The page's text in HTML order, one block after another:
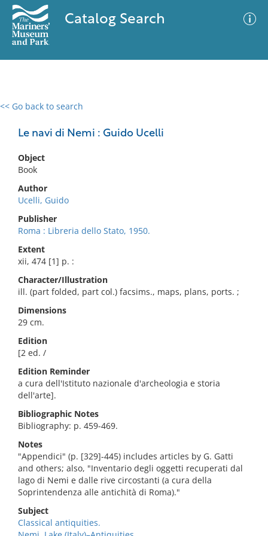
Catalog Search
<< Go back to search
Le navi di Nemi : Guido Ucelli
Object
Book
Author
Ucelli, Guido
Publisher
Roma : Libreria dello Stato, 1950.
Extent
xii, 474 [1] p. :
Character/Illustration
ill. (part folded, part col.) facsims., maps, plans, ports. ;
Dimensions
29 cm.
Edition
[2 ed. /
Edition Reminder
a cura dell'Istituto nazionale d'archeologia e storia
dell'arte].
Bibliographic Notes
Bibliography: p. 459-469.
Notes
"Appendici" (p. [329]-445) includes articles by G. Gatti
and others; also, "Inventario degli oggetti recuperati dal
lago di Nemi e dalle rive circostanti (a cura della
Soprintendenza alle antichità di Roma)."
Subject
Classical antiquities.
0 results